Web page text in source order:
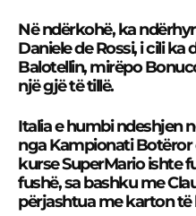
Në ndërkohë, ka
Daniele de Rossi, i cili
Balotellin, mirëpo
një gjë të tillë.
Italia e humbi ndeshjen
nga Kampionati Botëror
kurse SuperMario ishte
fushë, sa bashku me
përjashtua me karton të